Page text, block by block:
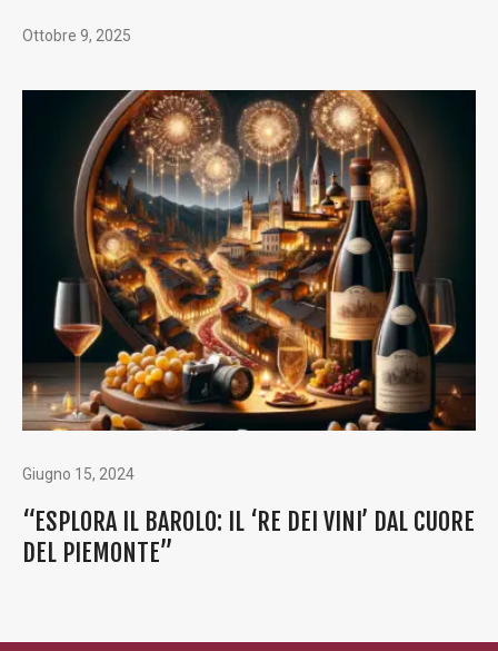
Ottobre 9, 2025
Giugno 15, 2024
“ESPLORA IL BAROLO: IL ‘RE DEI VINI’ DAL CUORE
DEL PIEMONTE”